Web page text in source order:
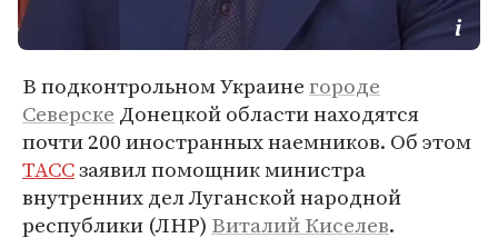
В подконтрольном Украинегороде
Северске Донецкой области находятся
почти 200 иностранных наемников. Об этом
ТАССзаявил помощник министра
внутренних дел Луганской народной
республики (ЛНР) Виталий Киселев.